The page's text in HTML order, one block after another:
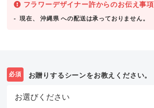
フラワーデザイナー許からのお伝え事項
現在、 沖縄県 への配送は承っておりません。
必須 お贈りするシーンをお教えください。